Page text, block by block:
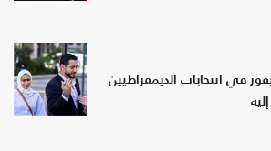
في انتخابات الديمقراطيين